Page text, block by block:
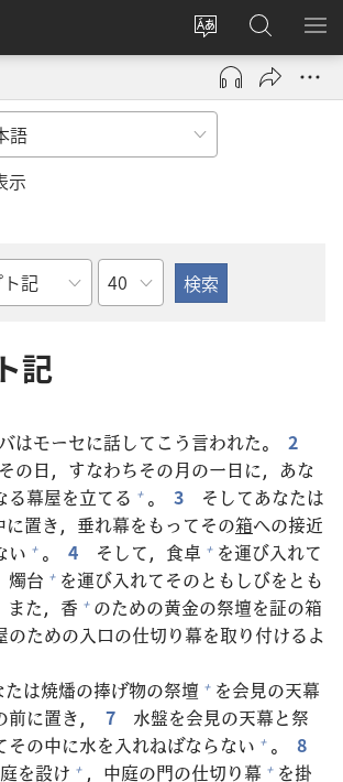
サ
イ
ト
の
言
え
る
ロ
グ
ン
し
で
開
JW.ORG
の
検
メ
を
示
章
記
はモーセに話してこう言われた。
2
の日，すなわちその月の一日に，あな
る幕屋を立てる + 。 3
そしてあなたは
に置き， 垂れ幕をもってその箱への接近
い + 。 4 そして， 食卓 + を運び入れて
燭台 + を運び入れてそのともしびをとも
また， 香 + のための黄金の祭壇を証の箱
のための入口の仕切り幕を取り付けるよ
たは焼燔の捧げ物の祭壇 + を会見の天幕
前に置き， 7 水盤を会見の天幕と祭
その中に水を入れねばならない + 。
8
庭を設け + ， 中庭の門の仕切り幕 + を掛